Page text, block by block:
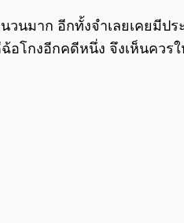
นมาก อีกทั้งจำเลยเคยมีป
โกงอีกคดีหนึ่ง จึงเห็นคว